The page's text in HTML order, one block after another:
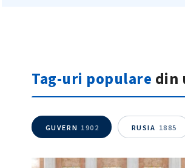
Tag-uri populare din
GUVERN 1902 RUSIA 1885